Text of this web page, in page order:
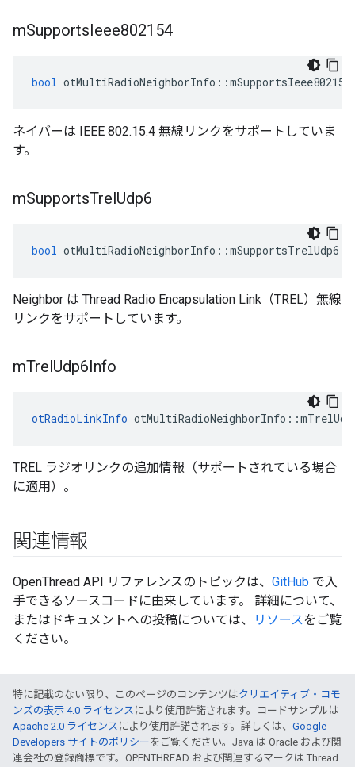
mSupportsIeee802154
bool otMultiRadioNeighborInfo ::mSupportsIeee802154
ネイバーは IEEE 802.15.4 無線リンクをサポートしていま
す。
mSupportsTrelUdp6
bool otMultiRadioNeighborInfo ::mSupportsTrelUdp6
Neighbor は Thread Radio Encapsulation Link（TREL）無線
リンクをサポートしています。
mTrelUdp6Info
otRadioLinkInfo otMultiRadioNeighborInfo ::
TREL ラジオリンクの追加情報（サポートされている場合
に適用）。
関連情報
OpenThread API リファレンスのトピックは、 GitHub で入
手できるソースコードに由来しています。 詳細について、
またはドキュメントへの投稿については、
リソースをご覧
ください。
特に記載のない限り、このページのコンテンツはクリエイティブ・コモ
ンズの表示 4.0 ライセンス により使用許諾されます。コードサンプルは
Apache 2.0 ライセンス により使用許諾されます。詳しくは、 Google
Developers サイトのポリシー をご覧ください。Java は Oracle および関
連会社の登録商標です。OPENTHREAD および関連するマークは Thread